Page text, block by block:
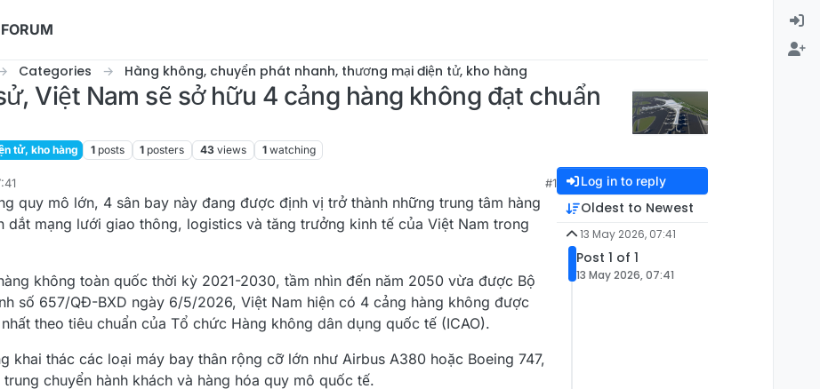
Categories Hàng không, chuyển phát nhanh, thương mại điện tử, kho hàng
Việt Nam sẽ sở hữu 4 cảng hàng không đạt chuẩn
tử, kho hàng 1 posts 1 posters 43 views 1 watching
#1
quy mô lớn, 4 sân bay này đang được định vị trở thành những trung tâm hàng
mạng lưới giao thông, logistics và tăng trưởng kinh tế của Việt Nam trong
không toàn quốc thời kỳ 2021-2030, tầm nhìn đến năm 2050 vừa được Bộ
số 657/QĐ-BXD ngày 6/5/2026, Việt Nam hiện có 4 cảng hàng không được
theo tiêu chuẩn của Tổ chức Hàng không dân dụng quốc tế (ICAO).
khai thác các loại máy bay thân rộng cỡ lớn như Airbus A380 hoặc Boeing 747,
chuyển hành khách và hàng hóa quy mô quốc tế.
Log in to reply
Oldest to Newest
13 May 2026, 07:41
Post 1 of 1
13 May 2026, 07:41